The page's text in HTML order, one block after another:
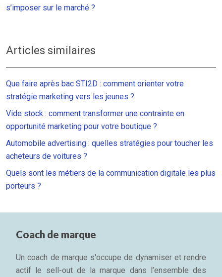
s’imposer sur le marché ?
Articles similaires
Que faire après bac STI2D : comment orienter votre
stratégie marketing vers les jeunes ?
Vide stock : comment transformer une contrainte en
opportunité marketing pour votre boutique ?
Automobile advertising : quelles stratégies pour toucher les
acheteurs de voitures ?
Quels sont les métiers de la communication digitale les plus
porteurs ?
Coach de marque
Un coach de marque s'occupe de dynamiser et rendre
actif le sell-out de la marque dans l’ensemble des